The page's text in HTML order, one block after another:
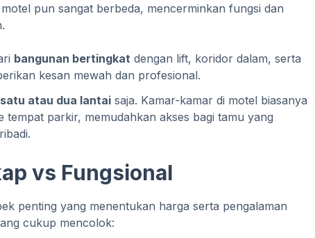
pun sangat berbeda, mencerminkan fungsi dan
bangunan bertingkat dengan lift, koridor dalam, serta
kesan mewah dan profesional.
satu atau dua lantai saja. Kamar-kamar di motel biasanya
tempat parkir, memudahkan akses bagi tamu yang
vs Fungsional
penting yang menentukan harga serta pengalaman
cukup mencolok: